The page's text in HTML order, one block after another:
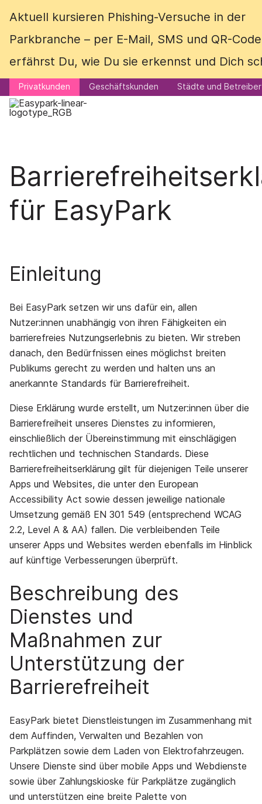
Aktuell kursieren Phishing-Versuche in
der Parkbranche – per E-Mail, SMS und
QR-Code.Hiererfährst Du, wie Du sie
erkennst und Dich schützt.
Privatkunden
Aktuell kursieren Phishing-Versuche in der
Parkbranche – per E-Mail, SMS und QR-
erfährst Du, wie Du sie erkennst und Dich
Privatkunden Geschäftskunden Städte und Betreiber
für EasyPark
Einleitung
Bei EasyPark setzen wir uns dafür ein, allen
Nutzer:innen unabhängig von ihren Fähigkeiten ein
barrierefreies Nutzungserlebnis zu bieten. Wir streben
danach, den Bedürfnissen eines möglichst breiten
Publikums gerecht zu werden und halten uns an
anerkannte Standards für Barrierefreiheit.
Diese Erklärung wurde erstellt, um Nutzer:innen über die
Barrierefreiheit unseres Dienstes zu informieren,
einschließlich der Übereinstimmung mit einschlägigen
rechtlichen und technischen Standards. Diese
Barrierefreiheitserklärung gilt für diejenigen Teile unserer
Apps und Websites, die unter den European
Accessibility Act sowie dessen jeweilige nationale
Umsetzung gemäß EN 301 549 (entsprechend WCAG
2.2, Level A & AA) fallen. Die verbleibenden Teile
unserer Apps und Websites werden ebenfalls im Hinblick
auf künftige Verbesserungen überprüft.
Beschreibung des
Dienstes und
Maßnahmen zur
Unterstützung der
Barrierefreiheit
EasyPark bietet Dienstleistungen im Zusammenhang mit
dem Auffinden, Verwalten und Bezahlen von
Parkplätzen sowie dem Laden von Elektrofahrzeugen.
Unsere Dienste sind über mobile Apps und Webdienste
sowie über Zahlungskioske für Parkplätze zugänglich
und unterstützen eine breite Palette von